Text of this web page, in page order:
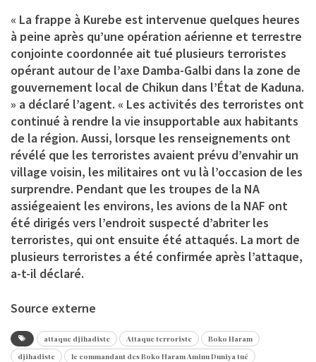
« La frappe à Kurebe est intervenue quelques heures
à peine après qu’une opération aérienne et terrestre
conjointe coordonnée ait tué plusieurs terroristes
opérant autour de l’axe Damba-Galbi dans la zone de
gouvernement local de Chikun dans l’État de Kaduna.
» a déclaré l’agent. « Les activités des terroristes ont
continué à rendre la vie insupportable aux habitants
de la région. Aussi, lorsque les renseignements ont
révélé que les terroristes avaient prévu d’envahir un
village voisin, les militaires ont vu là l’occasion de les
surprendre. Pendant que les troupes de la NA
assiégeaient les environs, les avions de la NAF ont
été dirigés vers l’endroit suspecté d’abriter les
terroristes, qui ont ensuite été attaqués. La mort de
plusieurs terroristes a été confirmée après l’attaque,
a-t-il déclaré.
Source externe
attaque djihadiste Attaque terroriste
Boko Haram
djihadiste
le commandant des Boko Haram Aminu Duniya tué